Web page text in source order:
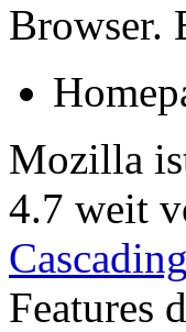
Browser.
Mozilla
4.7 weit
Features